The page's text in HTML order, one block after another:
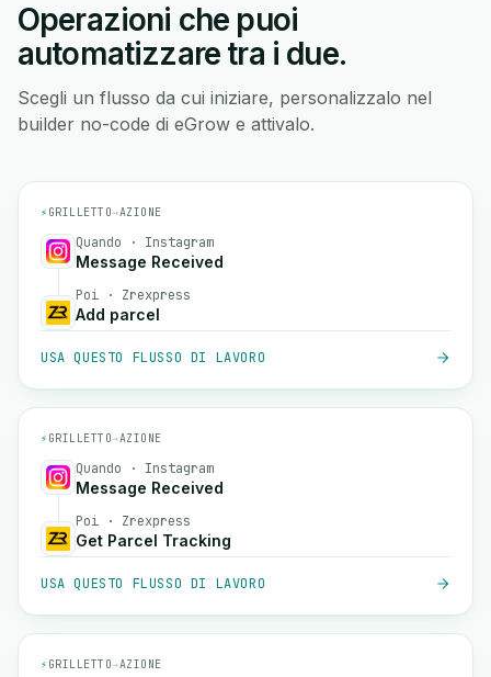
Operazioni che puoi
automatizzare tra i due.
Scegli un flusso da cui iniziare, personalizzalo nel
builder no-code di eGrow e attivalo.
⚡ GRILLETTO→AZIONE
Quando · Instagram
Message Received
Poi · Zrexpress
Add parcel
USA QUESTO FLUSSO DI LAVORO
⚡ GRILLETTO→AZIONE
Quando · Instagram
Message Received
Poi · Zrexpress
Get Parcel Tracking
USA QUESTO FLUSSO DI LAVORO
⚡ GRILLETTO→AZIONE